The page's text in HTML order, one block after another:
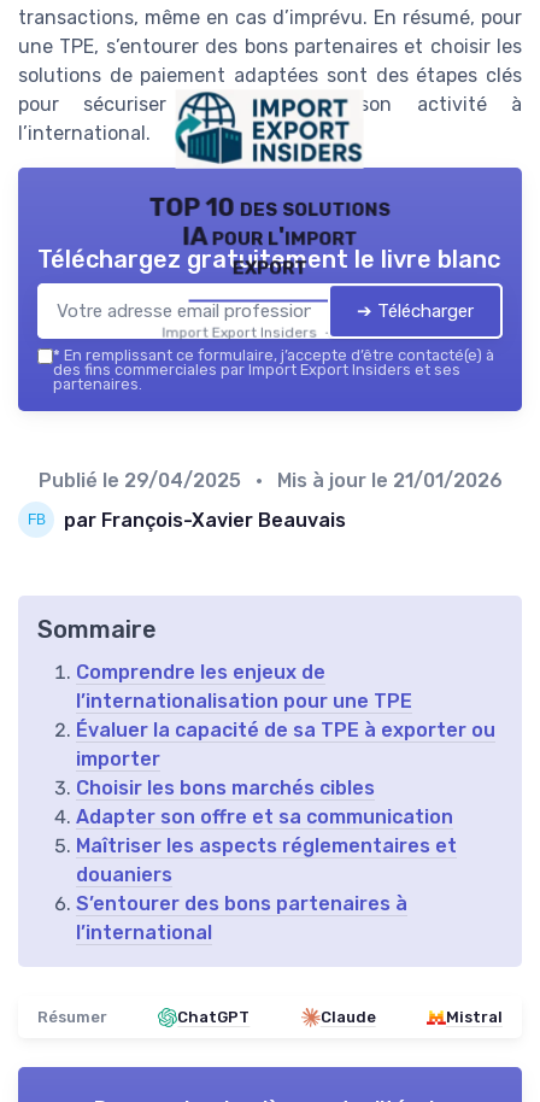
transactions, même en cas d’imprévu. En résumé, pour
une TPE, s’entourer des bons partenaires et choisir les
solutions de paiement adaptées sont des étapes clés
pour sécuriser et développer son activité à
l’international.
TOP 10 des solutions
IA pour l'import
export
Import Export Insiders — 2026
Téléchargez gratuitement le livre blanc
➔ Télécharger
* En remplissant ce formulaire, j’accepte d’être contacté(e) à
des fins commerciales par Import Export Insiders et ses
partenaires.
Publié le 29/04/2025 • Mis à jour le 21/01/2026
par François-Xavier Beauvais
Sommaire
Comprendre les enjeux de
l’internationalisation pour une TPE
Évaluer la capacité de sa TPE à exporter ou
importer
Choisir les bons marchés cibles
Adapter son offre et sa communication
Maîtriser les aspects réglementaires et
douaniers
S’entourer des bons partenaires à
l’international
Résumer ChatGPT Claude Mistral